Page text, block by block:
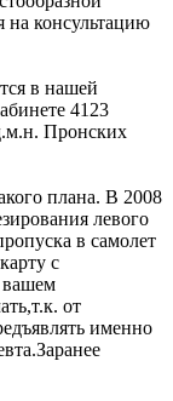
на консультацию
в нашей
4123
Пронских
плана. В 2008
левого
в самолет
с
вашем
от
именно